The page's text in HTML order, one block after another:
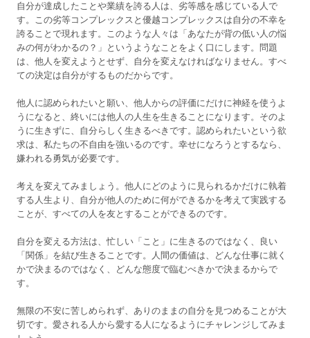
自分が達成したことや業績を誇る人は、劣等感を感じている人で
す。この劣等コンプレックスと優越コンプレックスは自分の不幸を
誇ることで現れます。このような人々は「あなたが背の低い人の悩
みの何がわかるの？」というようなことをよく口にします。問題
は、他人を変えようとせず、自分を変えなければなりません。すべ
ての決定は自分がするものだからです。
他人に認められたいと願い、他人からの評価にだけに神経を使うよ
うになると、終いには他人の人生を生きることになります。そのよ
うに生きずに、自分らしく生きるべきです。認められたいという欲
求は、私たちの不自由を強いるのです。幸せになろうとするなら、
嫌われる勇気が必要です。
考えを変えてみましょう。他人にどのように見られるかだけに執着
する人生より、自分が他人のために何ができるかを考えて実践する
ことが、すべての人を友とすることができるのです。
自分を変える方法は、忙しい「こと」に生きるのではなく、良い
「関係」を結び生きることです。人間の価値は、どんな仕事に就く
かで決まるのではなく、どんな態度で臨むべきかで決まるからで
す。
無限の不安に苦しめられず、ありのままの自分を見つめることが大
切です。愛される人から愛する人になるようにチャレンジしてみま